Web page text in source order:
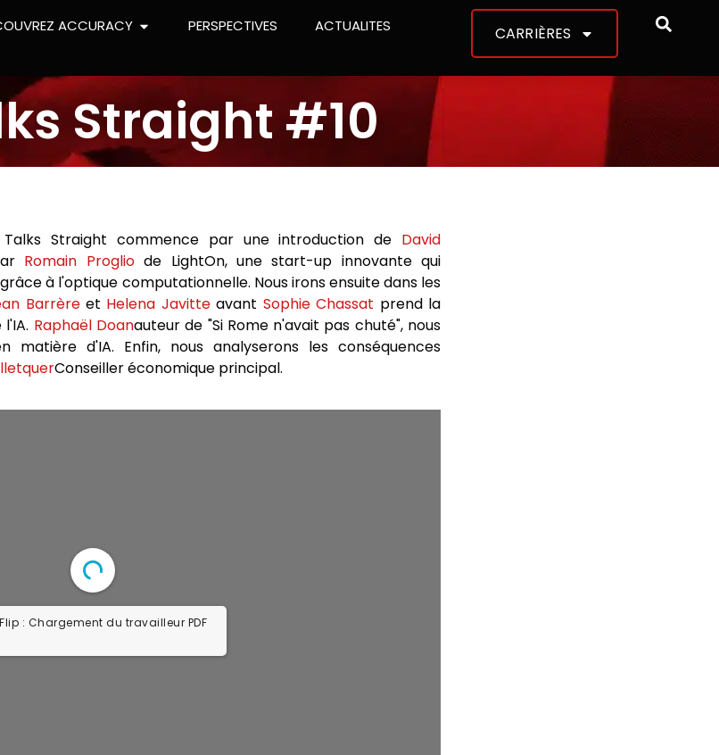
ACCURACY PERSPECTIVES ACTUALITES CARRIÈRES
Straight #10
Straight commence par une introduction de David
Romain Progliode LightOn, une start-up innovante qui
à l'optique computationnelle. Nous irons ensuite dans les
Barrèreet Helena Javitteavant Sophie Chassat prend la
Raphaël Doanauteur de "Si Rome n'avait pas chuté", nous
matière d'IA. Enfin, nous analyserons les conséquences
Conseiller économique principal.
: Chargement du travailleur PDF